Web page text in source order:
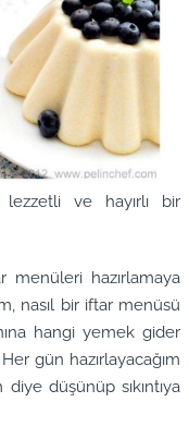
lezzetli ve hayırlı bir
menüleri hazırlamaya
nasıl bir iftar menüsü
hangi yemek gider
gün hazırlayacağım
düşünüp sıkıntıya